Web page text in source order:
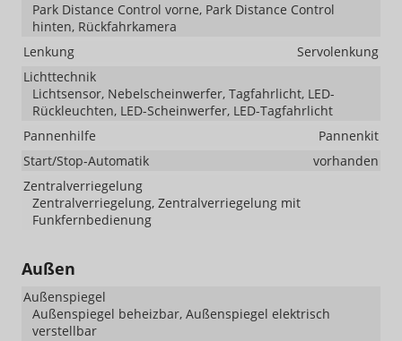
Park Distance Control vorne, Park Distance Control
hinten, Rückfahrkamera
Lenkung
Servolenkung
Lichttechnik
Lichtsensor, Nebelscheinwerfer, Tagfahrlicht, LED-
Rückleuchten, LED-Scheinwerfer, LED-Tagfahrlicht
Pannenhilfe
Pannenkit
Start/Stop-Automatik
vorhanden
Zentralverriegelung
Zentralverriegelung, Zentralverriegelung mit
Funkfernbedienung
Außen
Außenspiegel
Außenspiegel beheizbar, Außenspiegel elektrisch
verstellbar